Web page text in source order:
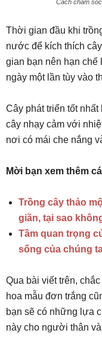
Cách chăm
Thời gian đầu khi
nước để kích thích
gian bạn nên hạn
ngày một lần tùy vào
Cây phát triển tốt
cây nhạy cảm với
nơi có mái che nắng
Mời bạn xem thêm
Trồng cây thảo
giãn, tại sao
Tầm quan trọng
sống của chúng
Qua bài viết trên,
hoa mẫu đơn trắng
bạn sẽ có những lựa
này cho người thân